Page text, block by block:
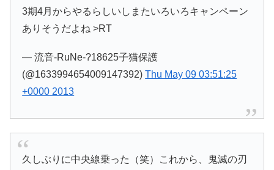
3期4月からやるらしいしまたいろいろキャンペーン
ありそうだよね >RT
— 流音-RuNe-?18625子猫保護
(@1633994654009147392)Thu May 09 03:51:25
+0000 2013
久しぶりに中央線乗った（笑）これから、鬼滅の刃